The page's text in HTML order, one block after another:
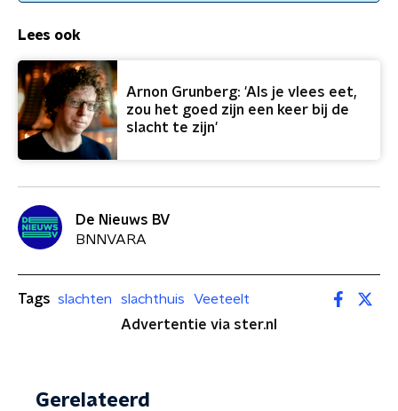
Lees ook
Arnon Grunberg: 'Als je vlees eet,
zou het goed zijn een keer bij de
slacht te zijn'
De Nieuws BV
BNNVARA
Tags slachten slachthuis
Veeteelt
Advertentie via ster.nl
Gerelateerd